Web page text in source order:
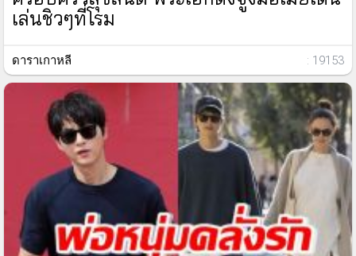
เล่นชิวๆที่โรม
ดาราเกาหลี : 19153